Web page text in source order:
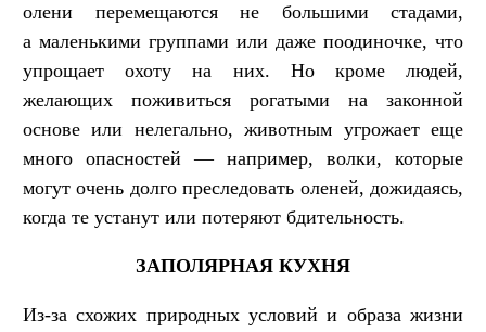
олени перемещаются не большими стадами,
а маленькими группами или даже поодиночке, что
упрощает охоту на них. Но кроме людей,
желающих поживиться рогатыми на законной
основе или нелегально, животным угрожает еще
много опасностей — например, волки, которые
могут очень долго преследовать оленей, дожидаясь,
когда те устанут или потеряют бдительность.
ЗАПОЛЯРНАЯ КУХНЯ
Из-за схожих природных условий и образа жизни